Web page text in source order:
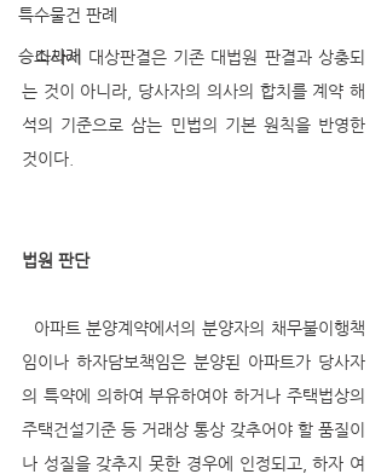
특수물건 판례
승소사례
  따라서 대상판결은 기존 대법원 판결과 상충되
는 것이 아니라, 당사자의 의사의 합치를 계약 해
석의 기준으로 삼는 민법의 기본 원칙을 반영한
것이다.
법원 판단
임이나 하자담보책임은 분양된 아파트가 당사자
의 특약에 의하여 부유하여야 하거나 주택법상의
주택건설기준 등 거래상 통상 갖추어야 할 품질이
나 성질을 갖추지 못한 경우에 인정되고, 하자 여